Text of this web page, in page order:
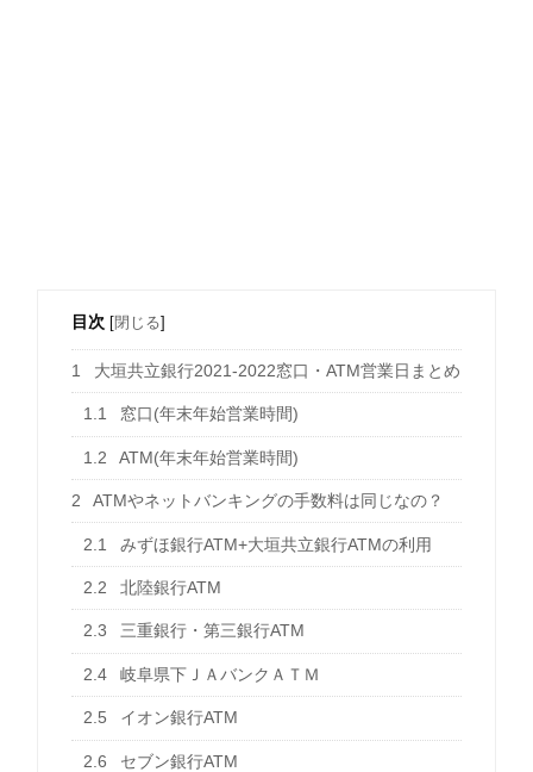
目次 [閉じる]
1 大垣共立銀行2021-2022窓口・ATM営業日まとめ
1.1 窓口(年末年始営業時間)
1.2 ATM(年末年始営業時間)
2 ATMやネットバンキングの手数料は同じなの？
2.1 みずほ銀行ATM+大垣共立銀行ATMの利用
2.2 北陸銀行ATM
2.3 三重銀行・第三銀行ATM
2.4 岐阜県下ＪＡバンクＡＴＭ
2.5 イオン銀行ATM
2.6 セブン銀行ATM